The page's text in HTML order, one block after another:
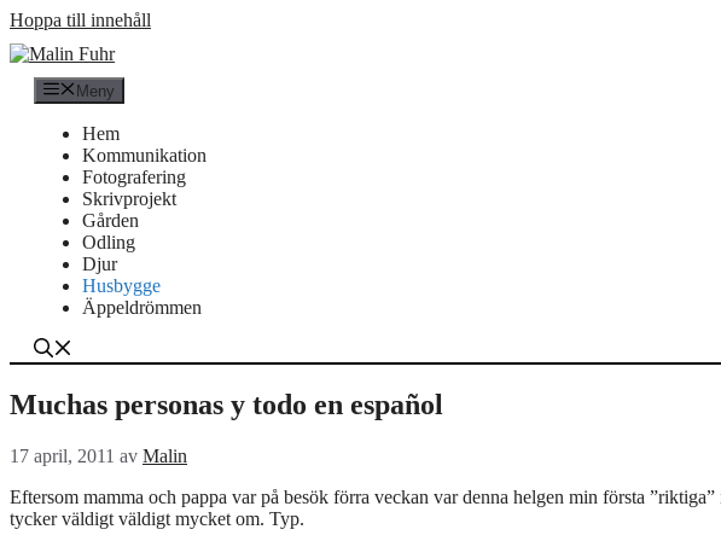
Hoppa till innehåll
Meny
Hem
Kommunikation
Fotografering
Skrivprojekt
Gården
Odling
Djur
Husbygge
Äppeldrömmen
Muchas personas y todo en español
17 april, 2011 av Malin
Eftersom mamma och pappa var på besök förra veckan var denna helgen min första
tycker väldigt väldigt mycket om. Typ.